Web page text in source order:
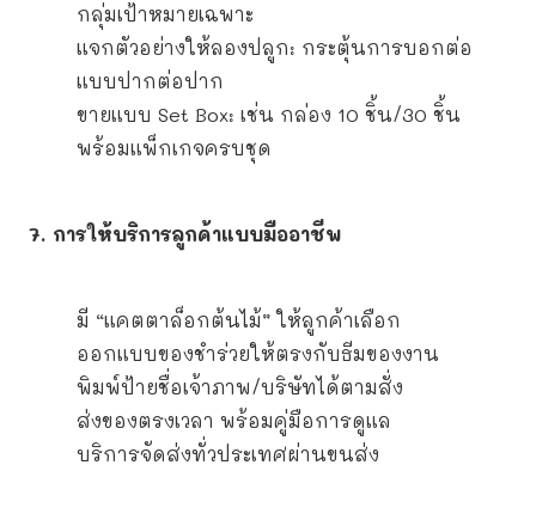
กลุ่มเป้าหมายเฉพาะ
แจกตัวอย่างให้ลองปลูก: กระตุ้นการบอกต่อ
แบบปากต่อปาก
ขายแบบ Set Box: เช่น กล่อง 10 ชิ้น/30 ชิ้น
พร้อมแพ็กเกจครบชุด
7. การให้บริการลูกค้าแบบมืออาชีพ
มี “แคตตาล็อกต้นไม้” ให้ลูกค้าเลือก
ออกแบบของชำร่วยให้ตรงกับธีมของงาน
พิมพ์ป้ายชื่อเจ้าภาพ/บริษัทได้ตามสั่ง
ส่งของตรงเวลา พร้อมคู่มือการดูแล
บริการจัดส่งทั่วประเทศผ่านขนส่ง